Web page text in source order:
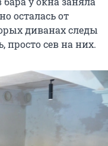
осталась от
диванах следы
просто сев на них.